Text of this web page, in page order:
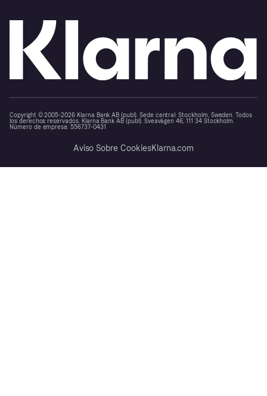
Copyright © 2005-2026 Klarna Bank AB (publ). Sede central: Stockholm, Sweden. Todos
los derechos reservados. Klarna Bank AB (publ). Sveavägen 46, 111 34 Stockholm.
Número de empresa: 556737-0431
Aviso Sobre CookiesKlarna.com